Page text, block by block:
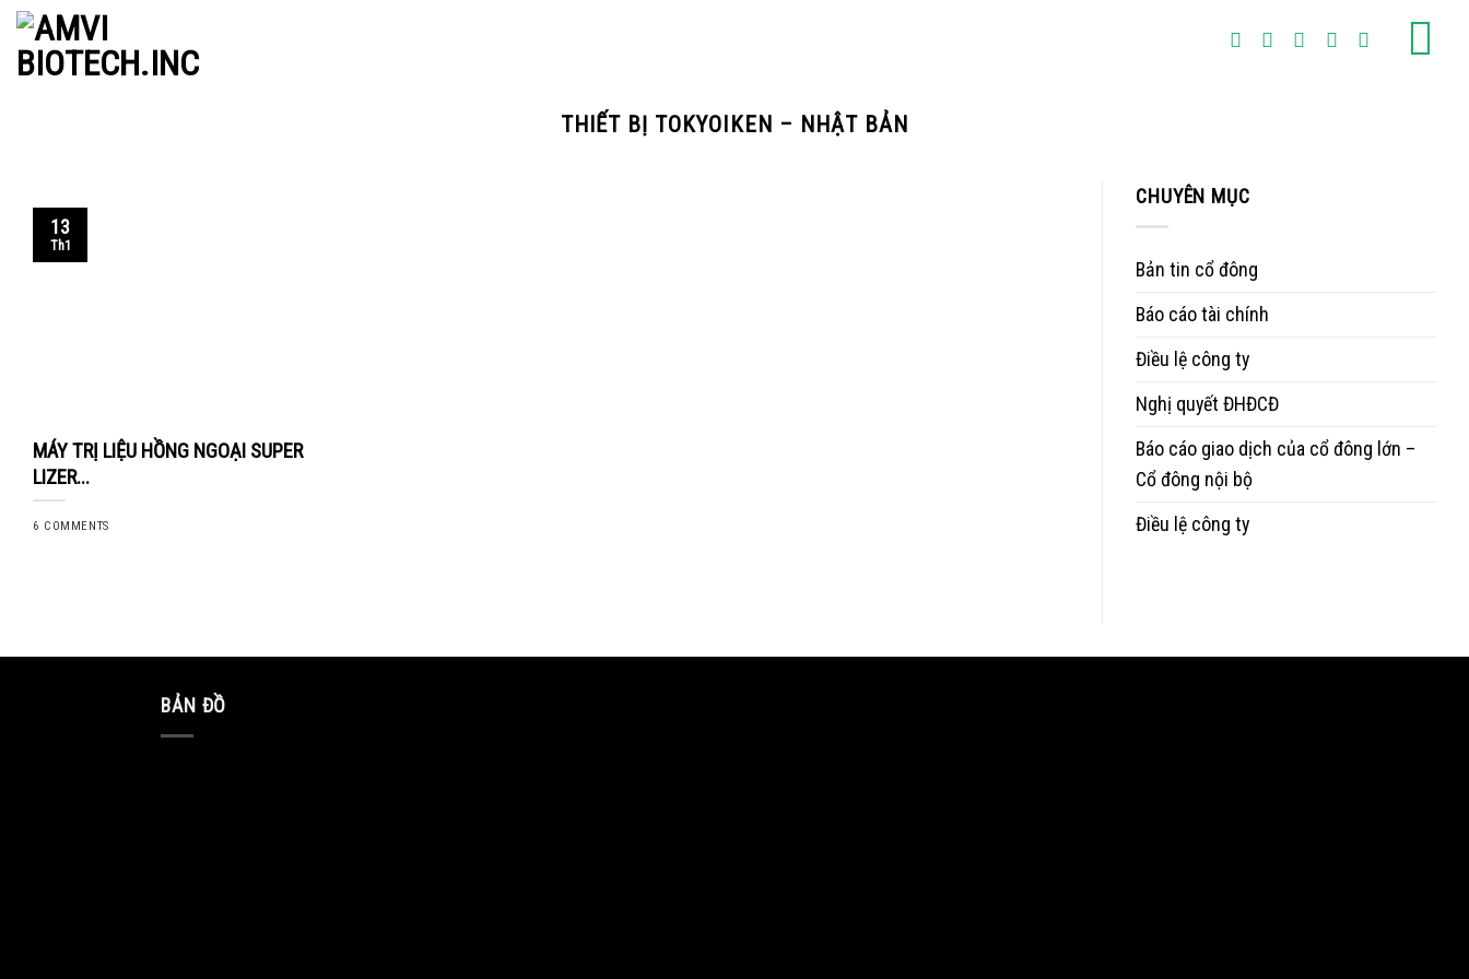
Skip
content
THIẾT BỊ TOKYOIKEN – NHẬT BẢN
MÁY TRỊ LIỆU HỒNG NGOẠI SUPER
LIZER...
6 COMMENTS
13
Th1
CHUYÊN MỤC
Bản tin cổ đông
Báo cáo tài chính
Điều lệ công ty
Nghị quyết ĐHĐCĐ
Báo cáo giao dịch của cổ đông lớn –
Cổ đông nội bộ
Điều lệ công ty
BẢN ĐỒ